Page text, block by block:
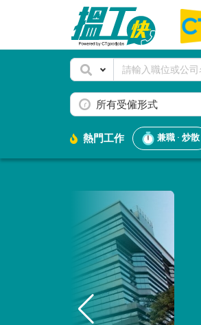
所有受僱形式
熱門工作 兼職 · 炒散